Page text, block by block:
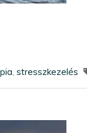
, stresszkezelés